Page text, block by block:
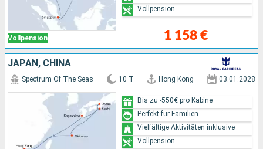
Vollpension 1 158 €
Vollpension
JAPAN, CHINA
Spectrum Of The Seas 10 T Hong Kong 03.01.2028
Bis zu -550€ pro Kabine
Perfekt für Familien
Vielfältige Aktivitäten inklusive
Vollpension